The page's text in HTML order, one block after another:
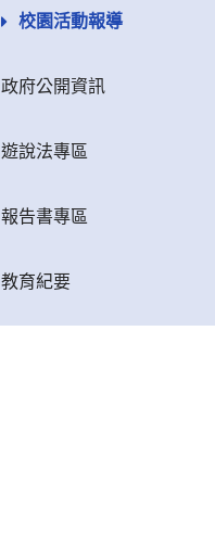
校園活動報導
政府公開資訊
遊說法專區
報告書專區
教育紀要